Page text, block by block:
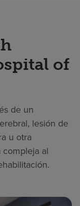
of
de un
lesión de
u otra
al